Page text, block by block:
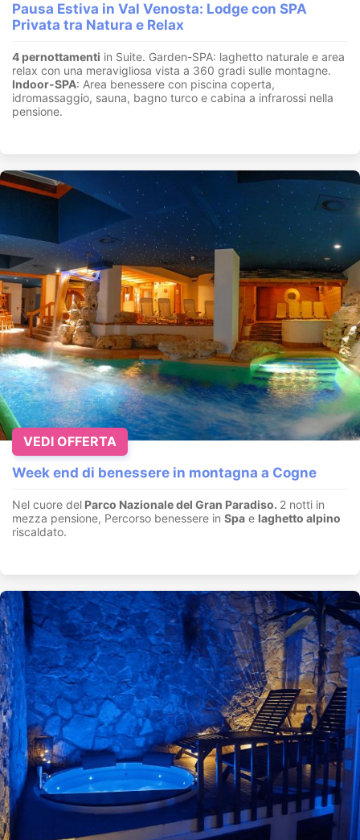
Pausa Estiva in Val Venosta: Lodge con SPA
Privata tra Natura e Relax
4 pernottamenti in Suite. Garden-SPA: laghetto naturale e area
relax con una meravigliosa vista a 360 gradi sulle montagne.
Indoor-SPA: Area benessere con piscina coperta,
idromassaggio, sauna, bagno turco e cabina a infrarossi nella
pensione.
Week end di benessere in montagna a Cogne
Nel cuore del Parco Nazionale del Gran Paradiso. 2 notti in
mezza pensione, Percorso benessere in Spa e laghetto alpino
riscaldato.
VEDI OFFERTA